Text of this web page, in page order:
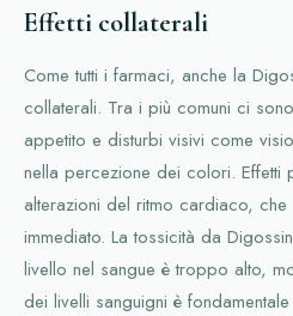
Effetti collaterali
Come tutti i farmaci, anche la
collaterali. Tra i più comuni ci
appetito e disturbi visivi come
nella percezione dei colori. Effetti
alterazioni del ritmo cardiaco, che
immediato. La tossicità da
livello nel sangue è troppo alto,
dei livelli sanguigni è